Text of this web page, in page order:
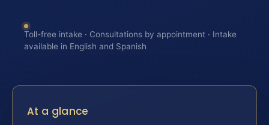
Toll-free intake · Consultations by appointment · Intake
available in English and Spanish
At a glance